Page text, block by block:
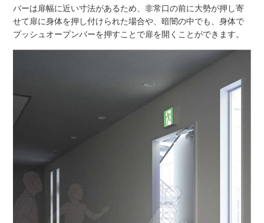
バーは扉幅に近い寸法があるため、非常口の前に大勢が押し寄
せて扉に身体を押し付けられた場合や、暗闇の中でも、身体で
プッシュオープンバーを押すことで扉を開くことができます。